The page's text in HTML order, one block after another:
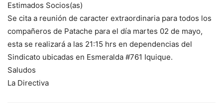
Estimados Socios(as)
Se cita a reunión de caracter extraordinaria para todos los
compañeros de Patache para el día martes 02 de mayo,
esta se realizará a las 21:15 hrs en dependencias del
Sindicato ubicadas en Esmeralda #761 Iquique.
Saludos
La Directiva